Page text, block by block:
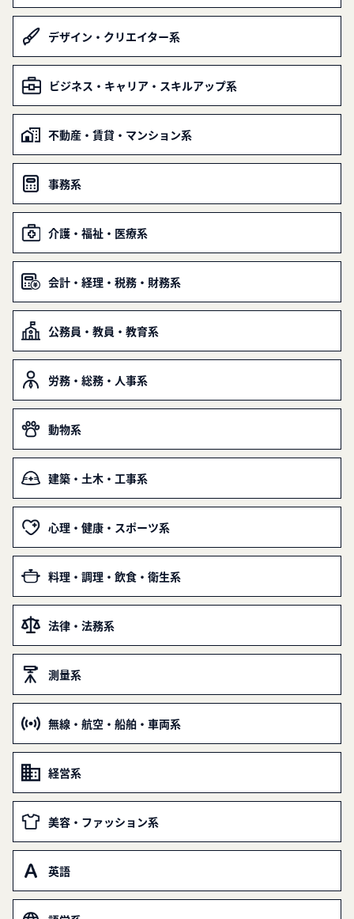
デザイン・クリエイター系
ビジネス・キャリア・スキルアップ系
不動産・賃貸・マンション系
事務系
介護・福祉・医療系
会計・経理・税務・財務系
公務員・教員・教育系
労務・総務・人事系
動物系
建築・土木・工事系
心理・健康・スポーツ系
料理・調理・飲食・衛生系
法律・法務系
測量系
無線・航空・船舶・車両系
経営系
美容・ファッション系
英語